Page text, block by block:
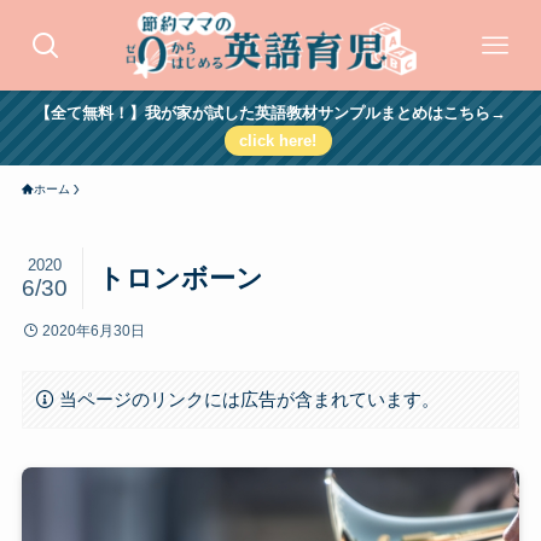
【全て無料！】我が家が試した英語教材サンプルまとめはこちら→
click here!
ホーム
トロンボーン
2020
6/30
2020年6月30日
当ページのリンクには広告が含まれています。